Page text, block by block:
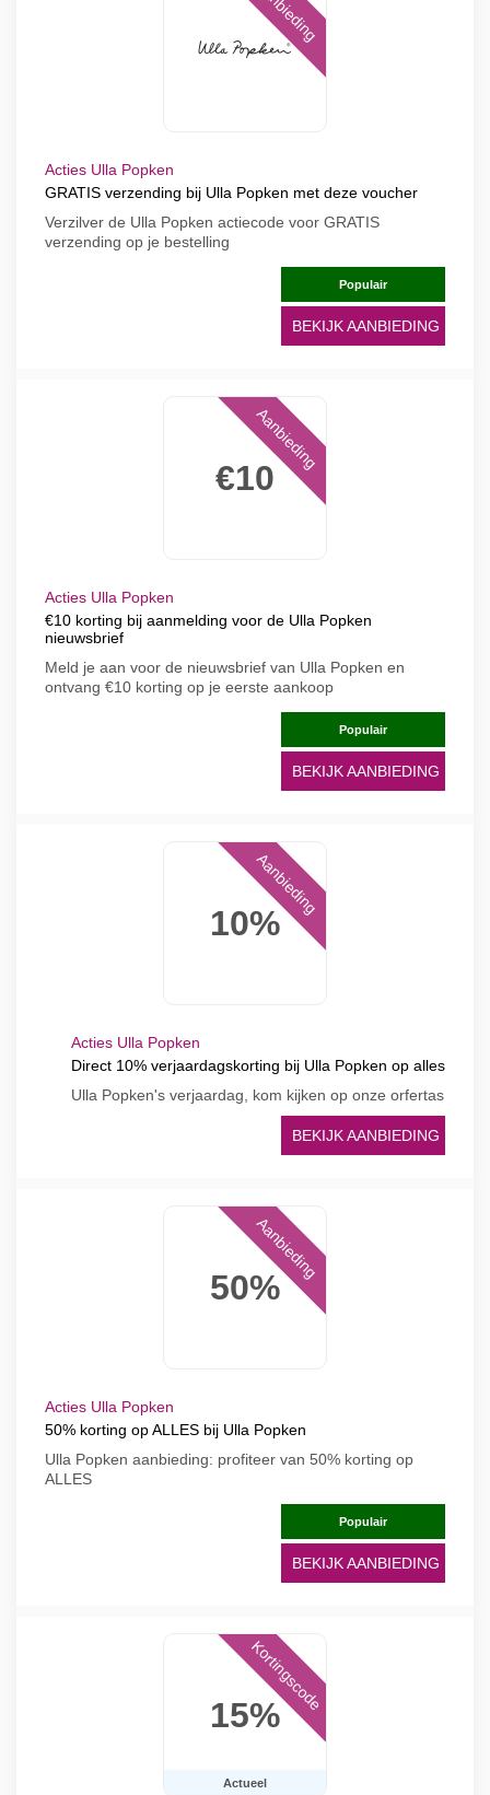
Acties Ulla Popken
GRATIS verzending bij Ulla Popken met deze voucher
Verzilver de Ulla Popken actiecode voor GRATIS
verzending op je bestelling
Populair
BEKIJK AANBIEDING
€10
Aanbieding
Acties Ulla Popken
€10 korting bij aanmelding voor de Ulla Popken
nieuwsbrief
Meld je aan voor de nieuwsbrief van Ulla Popken en
ontvang €10 korting op je eerste aankoop
Populair
BEKIJK AANBIEDING
10%
Aanbieding
Acties Ulla Popken
Direct 10% verjaardagskorting bij Ulla Popken op alles
Ulla Popken's verjaardag, kom kijken op onze orfertas
BEKIJK AANBIEDING
50%
Aanbieding
Acties Ulla Popken
50% korting op ALLES bij Ulla Popken
Ulla Popken aanbieding: profiteer van 50% korting op
ALLES
Populair
BEKIJK AANBIEDING
15%
Actueel
Kortingscode